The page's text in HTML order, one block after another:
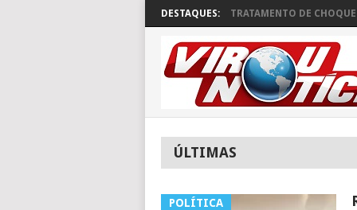
DESTAQUES: TRATAMENTO DE
ÚLTIMAS
POLÍTICA